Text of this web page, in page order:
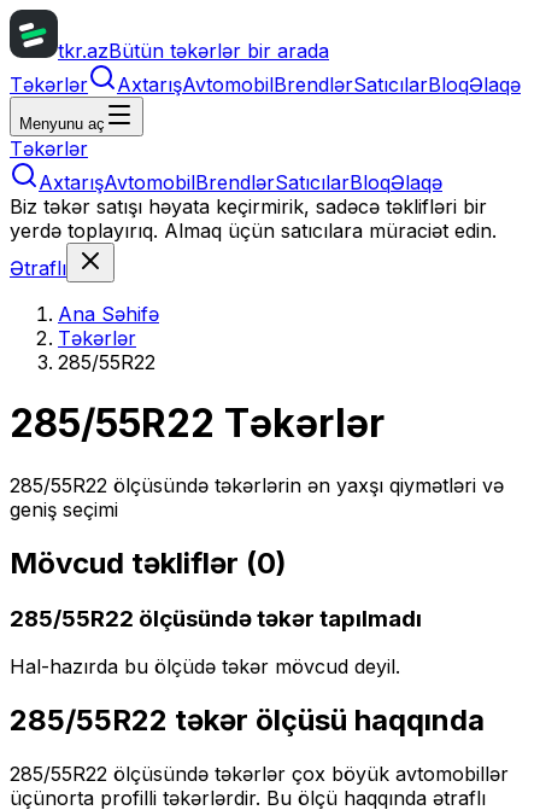
tkr.azBütün təkərlər bir arada
Təkərlər
AxtarışAvtomobilBrendlərSatıcılarBloqƏlaqə
Menyunu aç
Təkərlər
AxtarışAvtomobilBrendlərSatıcılarBloqƏlaqə
Biz təkər satışı həyata keçirmirik, sadəcə təklifləri bir
yerdə toplayırıq. Almaq üçün satıcılara müraciət edin.
Ətraflı
Ana Səhifə
Təkərlər
285/55R22
285/55R22 Təkərlər
285/55R22 ölçüsündə təkərlərin ən yaxşı qiymətləri və
geniş seçimi
Mövcud təkliflər (0)
285/55R22 ölçüsündə təkər tapılmadı
Hal-hazırda bu ölçüdə təkər mövcud deyil.
285/55R22 təkər ölçüsü haqqında
285/55R22 ölçüsündə təkərlər çox böyük avtomobillər
üçünorta profilli təkərlərdir. Bu ölçü haqqında ətraflı